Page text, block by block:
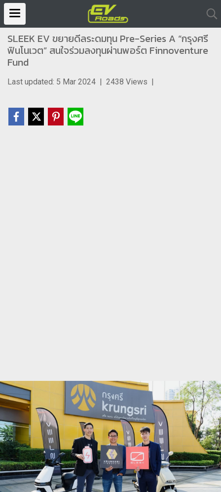
SLEEK EV ขยายดีลระดมทุน Pre-Series A “กรุงศรี
ฟินโนเวต” สนใจร่วมลงทุนผ่านพอร์ต Finnoventure
Fund
Last updated: 5 Mar 2024 | 2438 Views |